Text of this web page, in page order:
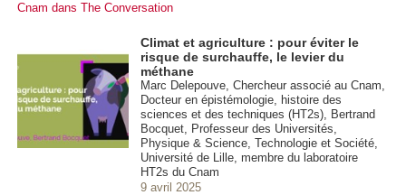
Cnam dans The Conversation
Climat et agriculture : pour éviter le
risque de surchauffe, le levier du
méthane
Marc Delepouve, Chercheur associé au Cnam,
Docteur en épistémologie, histoire des
sciences et des techniques (HT2s), Bertrand
Bocquet, Professeur des Universités,
Physique & Science, Technologie et Société,
Université de Lille, membre du laboratoire
HT2s du Cnam
9 avril 2025